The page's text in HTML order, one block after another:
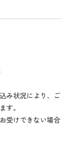
み状況により、ご
す。
受けできない場合